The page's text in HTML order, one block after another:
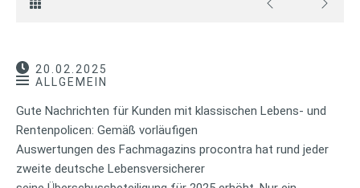
20.02.2025
ALLGEMEIN
Gute Nachrichten für Kunden mit klassischen Lebens- und
Rentenpolicen: Gemäß vorläufigen
Auswertungen des Fachmagazins procontra hat rund jeder
zweite deutsche Lebensversicherer